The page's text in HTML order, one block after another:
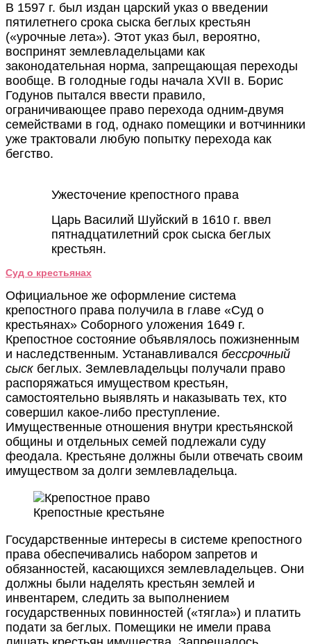
В 1597 г. был издан царский указ о введении
пятилетнего срока сыска беглых крестьян
(«урочные лета»). Этот указ был, вероятно,
воспринят землевладельцами как
законодательная норма, запрещающая переходы
вообще. В голодные годы начала XVII в. Борис
Годунов пытался ввести правило,
ограничивающее право перехода одним-двумя
семействами в год, однако помещики и вотчинники
уже трактовали любую попытку перехода как
бегство.
Ужесточение крепостного права
Царь Василий Шуйский в 1610 г. ввел
пятнадцатилетний срок сыска беглых
крестьян.
Суд о крестьянах
Официальное же оформление система
крепостного права получила в главе «Суд о
крестьянах» Соборного уложения 1649 г.
Крепостное состояние объявлялось пожизненным
и наследственным. Устанавливался бессрочный
сыск беглых. Землевладельцы получали право
распоряжаться имуществом крестьян,
самостоятельно выявлять и наказывать тех, кто
совершил какое-либо преступление.
Имущественные отношения внутри крестьянской
общины и отдельных семей подлежали суду
феодала. Крестьяне должны были отвечать своим
имуществом за долги землевладельца.
Крепостные крестьяне
Государственные интересы в системе крепостного
права обеспечивались набором запретов и
обязанностей, касающихся землевладельцев. Они
должны были наделять крестьян землей и
инвентарем, следить за выполнением
государственных повинностей («тягла») и платить
подати за беглых. Помещики не имели права